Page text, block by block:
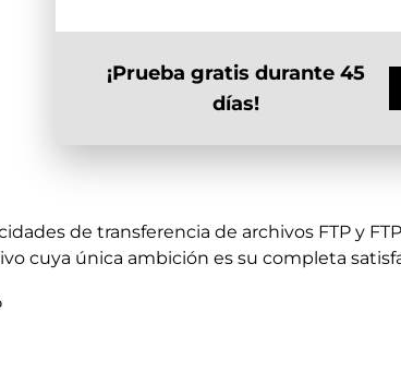
¡Prueba gratis durante 45
días!
de transferencia de archivos FTP y
cuya única ambición es su completa